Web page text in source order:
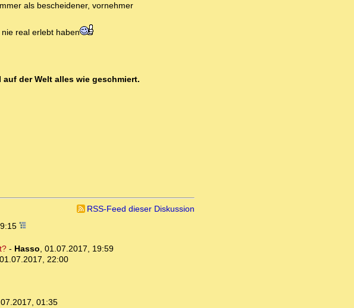
als bescheidener, vornehmer
real erlebt haben
der Welt alles wie geschmiert.
RSS-Feed dieser Diskussion
- Hasso, 01.07.2017, 19:59
01.07.2017, 22:00
01:35